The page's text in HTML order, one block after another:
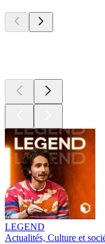
LEGEND
Actualités, Culture et